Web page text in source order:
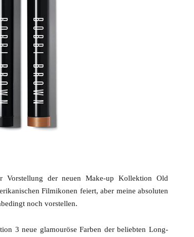
der neuen Make-up Kollektion Old
Filmikonen feiert, aber meine absoluten
noch vorstellen.
3 neue glamouröse Farben der beliebten Long-